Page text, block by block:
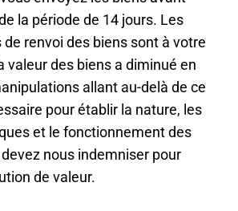
la période de 14 jours. Les
renvoi des biens sont à votre
valeur des biens a diminué en
allant au-delà de ce
pour établir la nature, les
et le fonctionnement des
nous indemniser pour
de valeur.